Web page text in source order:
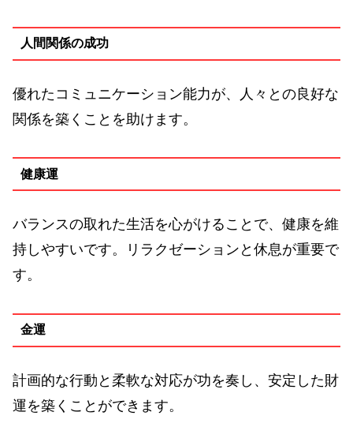
人間関係の成功
優れたコミュニケーション能力が、人々との良好な
関係を築くことを助けます。
健康運
バランスの取れた生活を心がけることで、健康を維
持しやすいです。リラクゼーションと休息が重要で
す。
金運
計画的な行動と柔軟な対応が功を奏し、安定した財
運を築くことができます。